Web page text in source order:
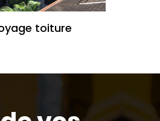
toiture